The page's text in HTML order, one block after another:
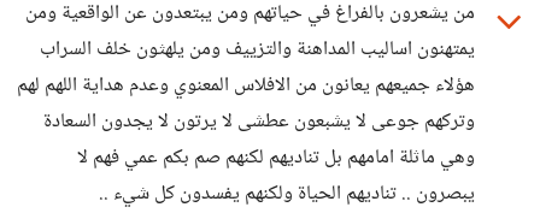
من يشعرون بالفراغ في حياتهم ومن يبتعدون عن الواقعية ومن
يمتهنون اساليب المداهنة والتزييف ومن يلهثون خلف السراب
هؤلاء جميعهم يعانون من الافلاس المعنوي وعدم هداية اللهم لهم
وتركهم جوعى لا يشبعون عطشى لا يرتون لا يجدون السعادة
وهي ماثلة امامهم بل تناديهم لكنهم صم بكم عمي فهم لا
يبصرون .. تناديهم الحياة ولكنهم يفسدون كل شيء ..